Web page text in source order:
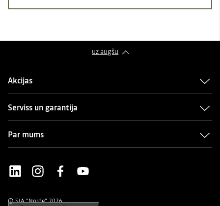
uz augšu
Akcijas
Serviss un garantija
Par mums
LinkedInInstagram
Facebook
© SIA “Norde” 2026